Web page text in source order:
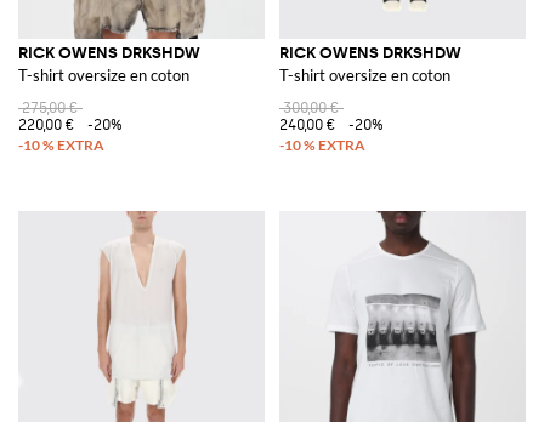
RICK OWENS DRKSHDW
T-shirt oversize en coton
275,00 €
220,00 €
-20%
RICK OWENS DRKSHDW
T-shirt oversize en coton
300,00 €
240,00 €
-20%